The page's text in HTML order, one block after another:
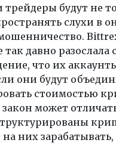
будут не
слухи в
давно разослала
что их
они будут
стоимостью
может
них